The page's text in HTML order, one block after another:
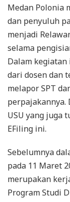
Medan Polonia
dan penyuluh
menjadi
selama
Dalam
dari dosen dan
melapor SPT
perpajakannya.
USU yang juga
EFiling ini.
Sebelumnya
pada 11 Maret
merupakan
Program Studi